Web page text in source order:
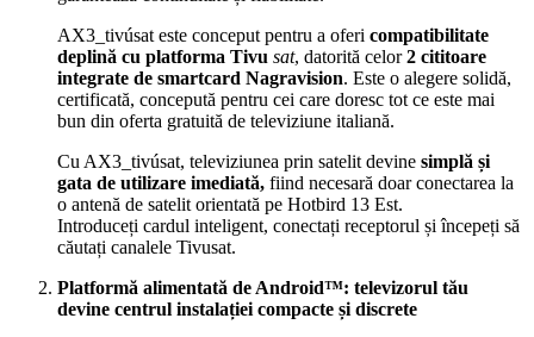
AX3_tivúsat este conceput pentru a oferi compatibilitate
deplină cu platforma Tivu sat, datorită celor 2 cititoare
integrate de smartcard Nagravision. Este o alegere solidă,
certificată, concepută pentru cei care doresc tot ce este mai
bun din oferta gratuită de televiziune italiană.
Cu AX3_tivúsat, televiziunea prin satelit devine simplă și
gata de utilizare imediată, fiind necesară doar conectarea la
o antenă de satelit orientată pe Hotbird 13 Est.
Introduceți cardul inteligent, conectați receptorul și începeți să
căutați canalele Tivusat.
Platformă alimentată de Android™: televizorul tău
devine centrul instalației compacte și discrete